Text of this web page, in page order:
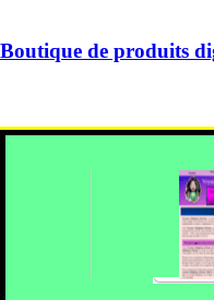
Boutique de produits